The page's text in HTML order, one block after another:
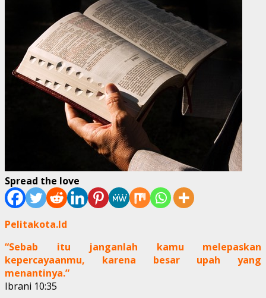
Spread the love
Pelitakota.Id
“Sebab itu janganlah kamu melepaskan
kepercayaanmu, karena besar upah yang
menantinya.”
Ibrani 10:35